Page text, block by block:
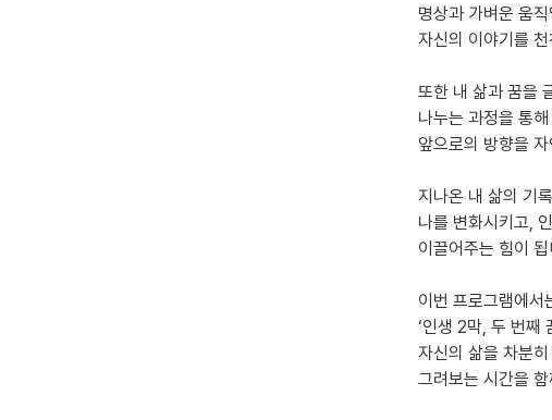
명상과 가벼운 움
자신의 이야기를
또한 내 삶과 꿈을
나누는 과정을 통
앞으로의 방향을
지나온 내 삶의 기
나를 변화시키고,
이끌어주는 힘이
이번 프로그램에서
‘인생 2막, 두 번째
자신의 삶을 차분
그려보는 시간을